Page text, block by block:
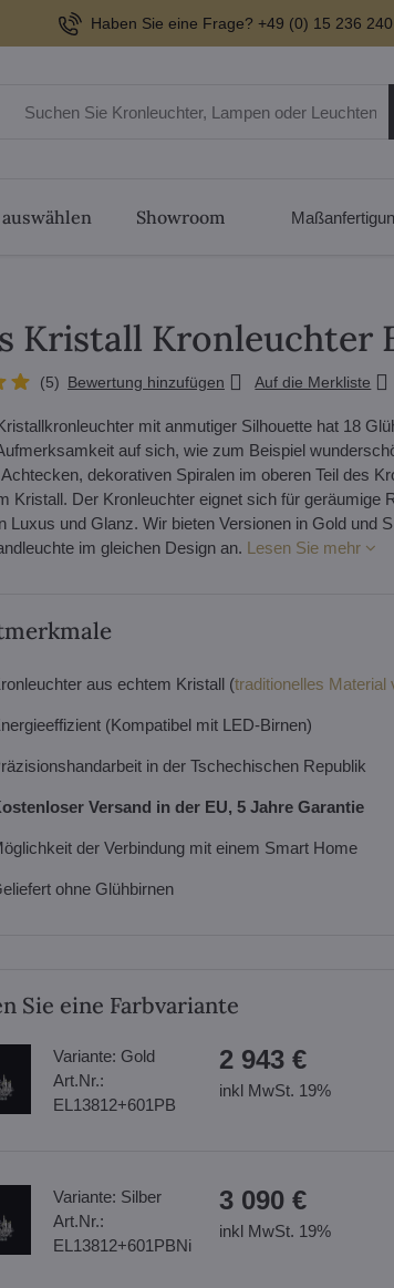
Haben Sie eine Frage? +49 (0) 15 236
Showroom
Kristall Kronleuchter
(5) Bewertung hinzufügen Auf die Merkliste
mit anmutiger Silhouette hat 18
auf sich, wie zum Beispiel
dekorativen Spiralen im oberen Teil des
Kristall. Der Kronleuchter eignet sich für geräumige
Luxus und Glanz. Wir bieten Versionen in Gold und
im gleichen Design an. Lesen Sie mehr
aus echtem Kristall (traditionelles Material
(Kompatibel mit LED-Birnen)
in der Tschechischen Republik
Versand in der EU, 5 Jahre Garantie
der Verbindung mit einem Smart Home
ohne Glühbirnen
Sie eine Farbvariante
Variante: Gold
Art.Nr.:
EL13812+601PB
2 943 €
inkl MwSt. 19%
Variante: Silber
Art.Nr.:
EL13812+601PBNi
3 090 €
inkl MwSt. 19%